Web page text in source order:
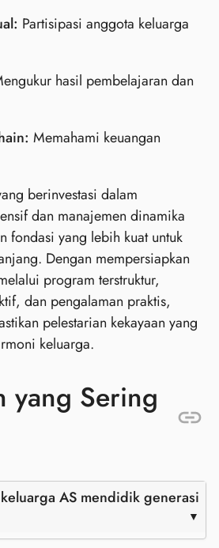
Partisipasi anggota keluarga
hasil pembelajaran dan
Memahami keuangan
berinvestasi dalam
dan manajemen dinamika
fondasi yang lebih kuat untuk
Dengan mempersiapkan
program terstruktur,
dan pengalaman praktis,
pelestarian kekayaan yang
keluarga.
yang Sering
AS mendidik generasi